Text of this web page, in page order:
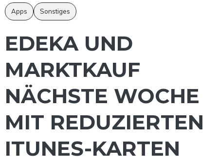
Apps Sonstiges
EDEKA UND
MARKTKAUF
NÄCHSTE WOCHE
MIT REDUZIERTEN
ITUNES-KARTEN